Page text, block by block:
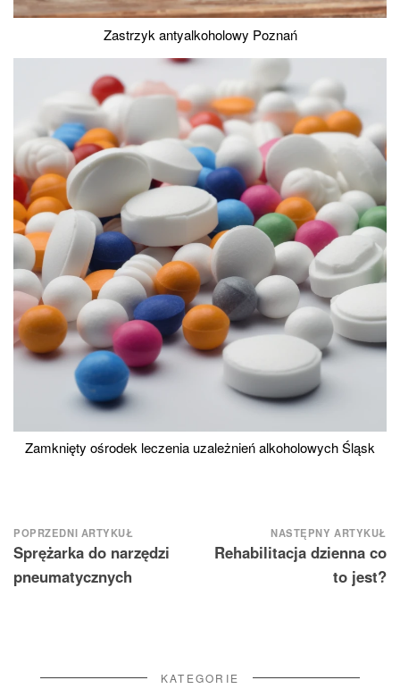
Zastrzyk antyalkoholowy Poznań
Zamknięty ośrodek leczenia uzależnień alkoholowych Śląsk
Nawigacja
wpisu
POPRZEDNI ARTYKUŁ
Sprężarka do narzędzi
pneumatycznych
NASTĘPNY ARTYKUŁ
Rehabilitacja dzienna co
to jest?
KATEGORIE